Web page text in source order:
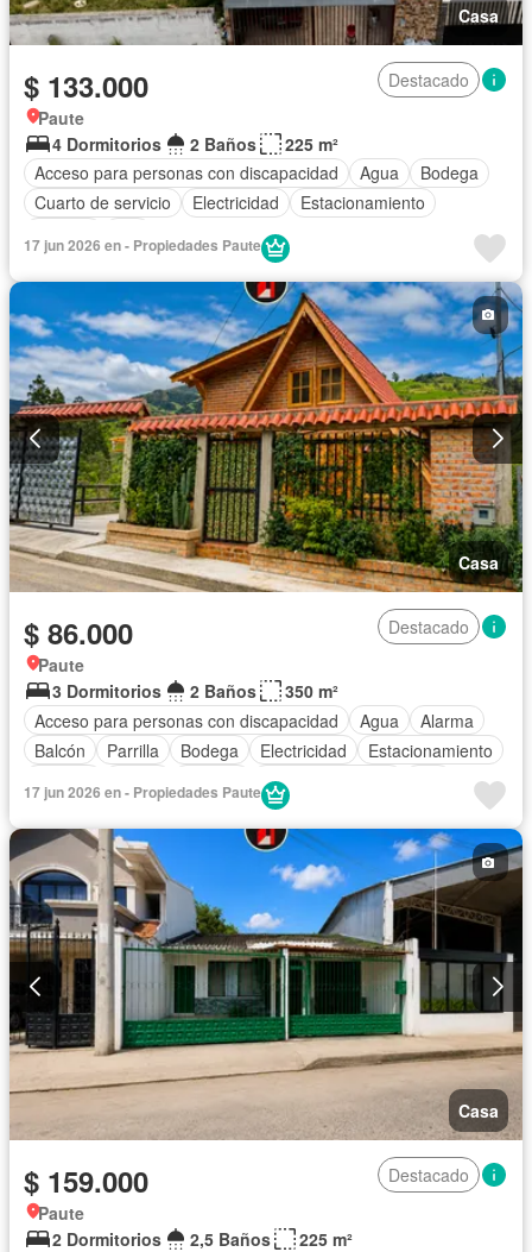
Casa
$ 133.000
Destacado
Paute
4 Dormitorios
2 Baños
225 m²
Acceso para personas con discapacidad
Agua
Bodega
Cuarto de servicio
Electricidad
Estacionamiento
17 jun 2026 en - Propiedades Paute
Casa
$ 86.000
Destacado
Paute
3 Dormitorios
2 Baños
350 m²
Acceso para personas con discapacidad
Agua
Alarma
Balcón
Parrilla Bodega Electricidad
Estacionamiento
Vista panorámica
17 jun 2026 en - Propiedades Paute
Casa
$ 159.000
Destacado
Paute
2 Dormitorios
2,5 Baños
225 m²